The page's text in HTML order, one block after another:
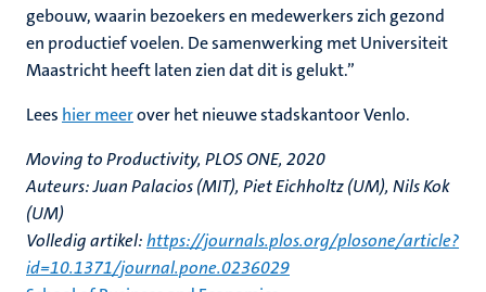
gebouw, waarin bezoekers en medewerkers zich gezond
en productief voelen. De samenwerking met Universiteit
Maastricht heeft laten zien dat dit is gelukt.”
Lees hier meerover het nieuwe stadskantoor Venlo.
Moving to Productivity, PLOS ONE, 2020
Auteurs: Juan Palacios (MIT), Piet Eichholtz (UM), Nils Kok
(UM)
Volledig artikel:https://journals.plos.org/plosone/article?
id=10.1371/journal.pone.0236029